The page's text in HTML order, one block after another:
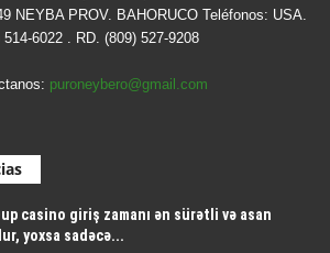
NEYBA PROV. BAHORUCO Teléfonos: USA.
514-6022 . RD. (809) 527-9208
puroneybero@gmail.com
casino giriş zamanı ən sürətli və asan
yoxsa sadəcə...